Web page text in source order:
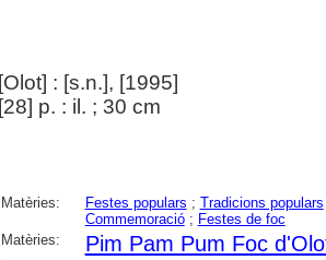
[Olot] : [s.n.], [1995]
[28] p. : il. ; 30 cm
Matèries: Festes populars ; Tradicions populars
Commemoració; Festes de foc
Matèries:
Pim Pam Pum Foc